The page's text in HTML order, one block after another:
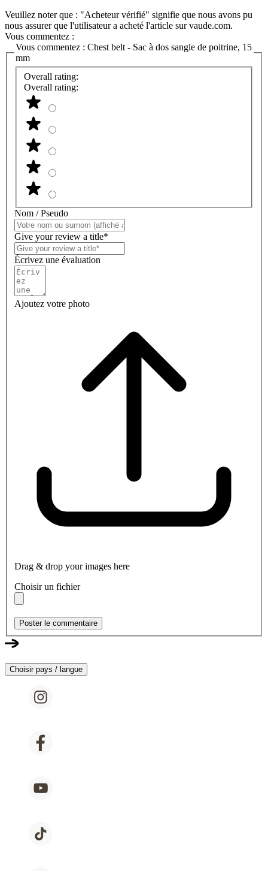
Veuillez noter que : "Acheteur vérifié" signifie que nous avons pu
nous assurer que l'utilisateur a acheté l'article sur vaude.com.
Vous commentez :
Vous commentez : Chest belt - Sac à dos sangle de poitrine, 15
mm
Overall rating:
Overall rating:
Nom / Pseudo
Give your review a title*
Écrivez une évaluation
Ajoutez votre photo
Drag & drop your images here
Choisir un fichier
Poster le commentaire
Choisir pays / langue